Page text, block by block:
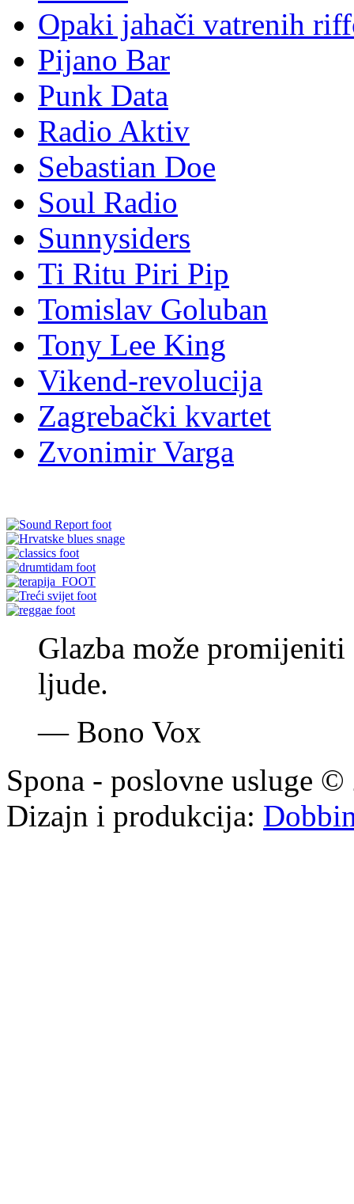
Opaki jahači vatrenih
Pijano Bar
Punk Data
Radio Aktiv
Sebastian Doe
Soul Radio
Sunnysiders
Ti Ritu Piri Pip
Tomislav Goluban
Tony Lee King
Vikend-revolucija
Zagrebački kvartet
Zvonimir Varga
Glazba može
ljude.
—Bono Vox
Spona - poslovne usluge
Dizajn i produkcija: